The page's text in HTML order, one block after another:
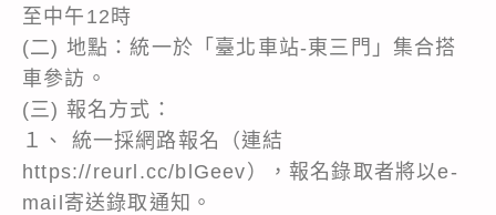
至中午12時
(二) 地點：統一於「臺北車站-東三門」集合搭
車參訪。
(三) 報名方式：
１、 統一採網路報名（連結
https://reurl.cc/blGeev），報名錄取者將以e-
mail寄送錄取通知。